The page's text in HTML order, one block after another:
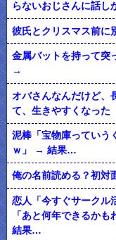
らないおじさんに話し
彼氏とクリスマス前
金属バットを持って突
→
オバさんなんだけど、
て、生きやすくなった
泥棒「宝物庫っていう
ｗ」 → 結果…
俺の名前読める？初対
恋人「今すぐサークル
「あと何年できるか
結果…